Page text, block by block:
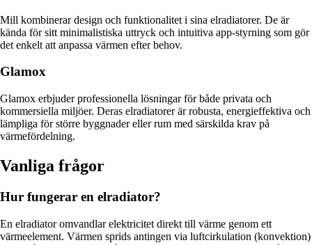
Mill kombinerar design och funktionalitet i sina elradiatorer. De är
kända för sitt minimalistiska uttryck och intuitiva app-styrning som gör
det enkelt att anpassa värmen efter behov.
Glamox
Glamox erbjuder professionella lösningar för både privata och
kommersiella miljöer. Deras elradiatorer är robusta, energieffektiva och
lämpliga för större byggnader eller rum med särskilda krav på
värmefördelning.
Vanliga frågor
Hur fungerar en elradiator?
En elradiator omvandlar elektricitet direkt till värme genom ett
värmeelement. Värmen sprids antingen via luftcirkulation (konvektion)